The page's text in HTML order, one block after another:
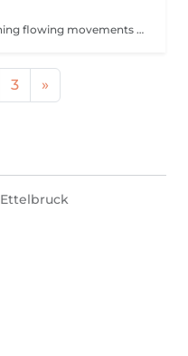
A deeply relaxing massage combining flowing movements with the soothing warmth of volcanic stones. The heat penetrates deeply into the muscles, helping to release tension, promote relaxation and create an immediate sense of letting go. Slow and harmonious movements guide the body into a state of deep relaxation while improving circulation and enhancing the feeling of lightness. An ideal treatment to unwind, release stress and restore balance between body and mind.
3 »
Ettelbruck